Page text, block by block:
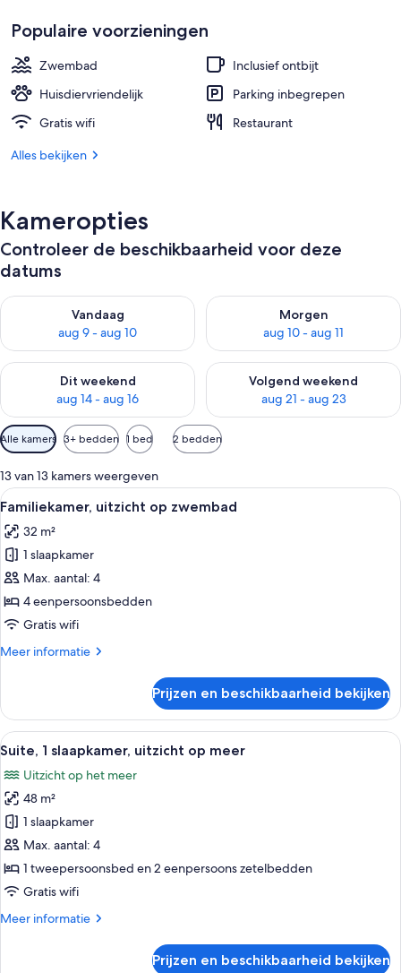
Exterieur
Populaire voorzieningen
Zwembad
Inclusief ontbijt
Huisdiervriendelijk
Parking inbegrepen
Gratis wifi
Restaurant
Alles bekijken
Kameropties
Controleer de beschikbaarheid voor deze
datums
Vandaag
aug 9 - aug 10
De beschikbaarheid controleren voor vanavond aug 9 - aug
Morgen
aug 10 - aug 11
De beschikbaarheid
Dit weekend
aug 14 - aug 16
De beschikbaarheid controleren voor dit weekend aug 14 -
Volgend weekend
aug 21 - aug 23
De beschikbaarheid
Beschikbare
filters
voor
kamers
Alle kamers 3+ bedden 1 bed 2 bedden
13 van 13 kamers weergeven
Alle
foto's
voor
Familiekamer,
uitzicht
op
zwembad
Een hotelkamer met een bed, een
7
Familiekamer, uitzicht op zwembad
32 m²
1 slaapkamer
Max. aantal: 4
4 eenpersoonsbedden
Gratis wifi
Meer informatie
Meer
uitzicht
op
zwembad
Prijzen en beschikbaarheid bekijken
Alle
foto's
voor
Suite,
slaapkamer,
uitzicht
op
laden
Een hotelkamer met een bed, een
5
Suite, 1 slaapkamer, uitzicht op meer
Uitzicht op het meer
48 m²
1 slaapkamer
Max. aantal: 4
1 tweepersoonsbed en 2 eenpersoons zetelbedden
Gratis wifi
Meer informatie
Meer
Prijzen en beschikbaarheid bekijken